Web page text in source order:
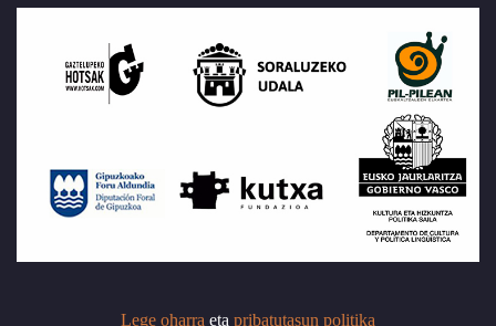
Lege oharra eta pribatutasun politika